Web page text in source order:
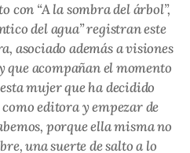
con “A la sombra del árbol”,
del agua” registran este
asociado además a visiones
que acompañan el momento
mujer que ha decidido
editora y empezar de
porque ella misma no
una suerte de salto a lo